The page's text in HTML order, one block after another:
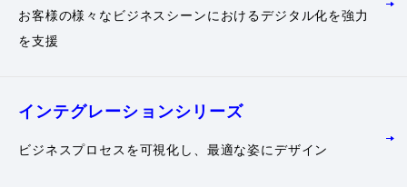
お客様の様々なビジネスシーンにおけるデジタル化を強力
を支援
インテグレーションシリーズ
ビジネスプロセスを可視化し、最適な姿にデザイン